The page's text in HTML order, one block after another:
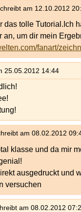
am 12.10.2012
das tolle Tutorial.Ich
an, um dir mein
fanart/
25.05.2012 14:44
am 08.02.2012
klasse und da mir
ausgedruckt und
versuchen
am 08.02.2012